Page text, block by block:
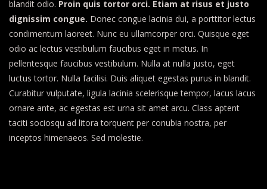
blandit odio. Proin quis tortor orci. Etiam at risus et justo
dignissim congue. Donec congue lacinia dui, a porttitor lectus
condimentum laoreet. Nunc eu ullamcorper orci. Quisque eget
odio ac lectus vestibulum faucibus eget in metus. In
pellentesque faucibus vestibulum. Nulla at nulla justo, eget
luctus tortor. Nulla facilisi. Duis aliquet egestas purus in blandit.
Curabitur vulputate, ligula lacinia scelerisque tempor, lacus lacus
ornare ante, ac egestas est urna sit amet arcu. Class aptent
taciti sociosqu ad litora torquent per conubia nostra, per
inceptos himenaeos. Sed molestie.